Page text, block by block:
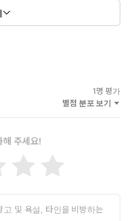
입문』 『Unity로 시작하는
입문』 『알파제로를 분석
실전 게임 프로그래밍 v2.2
털)등이 있다. 공저로 『유니
티 게임 프로그래밍 바이블
다.
1명 평가
별점 분포 보기
해 주세요!